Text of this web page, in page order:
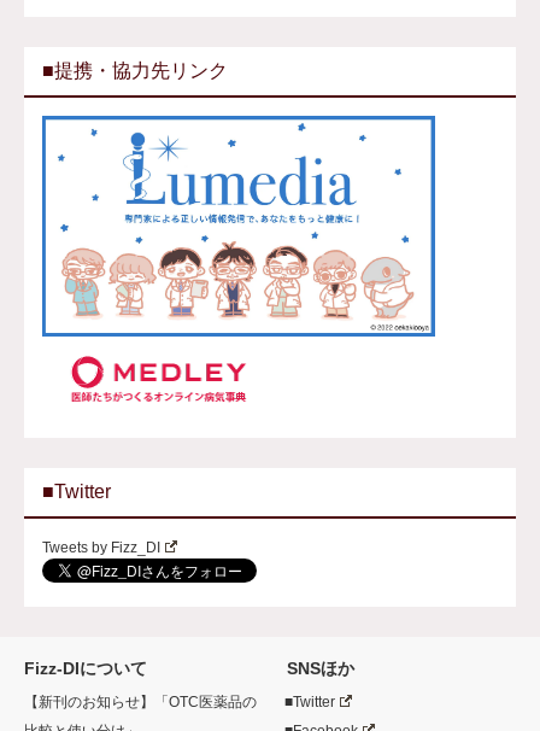
■提携・協力先リンク
■Twitter
Tweets by Fizz_DI
Fizz-DIについて
【新刊のお知らせ】「OTC医薬品の
SNSほか
■Twitter